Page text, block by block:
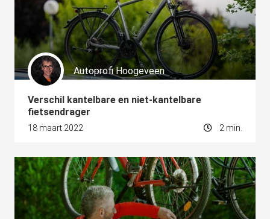
Autoprofi Hoogeveen
Verschil kantelbare en niet-kantelbare
fietsendrager
18 maart 2022 2 min.